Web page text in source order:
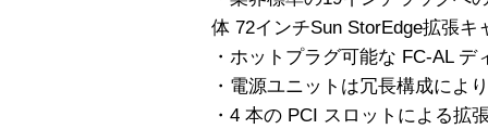
体 72インチSun StorEdge拡張
・ホットプラグ可能な FC-AL
・電源ユニットは冗長構成によ
・4 本の PCI スロットによる拡